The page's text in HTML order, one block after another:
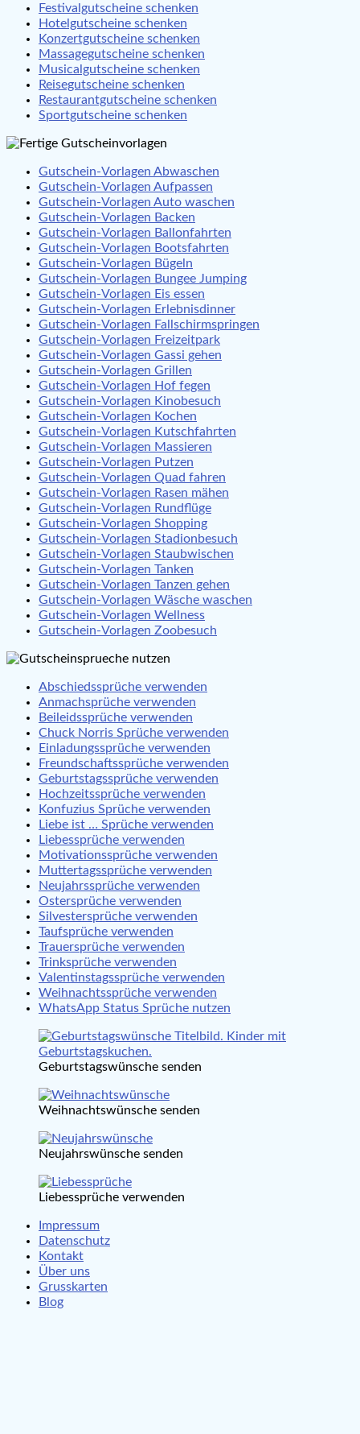
Festivalgutscheine schenken
Hotelgutscheine schenken
Konzertgutscheine schenken
Massagegutscheine schenken
Musicalgutscheine schenken
Reisegutscheine schenken
Restaurantgutscheine schenken
Sportgutscheine schenken
Gutschein-Vorlagen Abwaschen
Gutschein-Vorlagen Aufpassen
Gutschein-Vorlagen Auto waschen
Gutschein-Vorlagen Backen
Gutschein-Vorlagen Ballonfahrten
Gutschein-Vorlagen Bootsfahrten
Gutschein-Vorlagen Bügeln
Gutschein-Vorlagen Bungee Jumping
Gutschein-Vorlagen Eis essen
Gutschein-Vorlagen Erlebnisdinner
Gutschein-Vorlagen Fallschirmspringen
Gutschein-Vorlagen Freizeitpark
Gutschein-Vorlagen Gassi gehen
Gutschein-Vorlagen Grillen
Gutschein-Vorlagen Hof fegen
Gutschein-Vorlagen Kinobesuch
Gutschein-Vorlagen Kochen
Gutschein-Vorlagen Kutschfahrten
Gutschein-Vorlagen Massieren
Gutschein-Vorlagen Putzen
Gutschein-Vorlagen Quad fahren
Gutschein-Vorlagen Rasen mähen
Gutschein-Vorlagen Rundflüge
Gutschein-Vorlagen Shopping
Gutschein-Vorlagen Stadionbesuch
Gutschein-Vorlagen Staubwischen
Gutschein-Vorlagen Tanken
Gutschein-Vorlagen Tanzen gehen
Gutschein-Vorlagen Wäsche waschen
Gutschein-Vorlagen Wellness
Gutschein-Vorlagen Zoobesuch
Abschiedssprüche verwenden
Anmachsprüche verwenden
Beileidssprüche verwenden
Chuck Norris Sprüche verwenden
Einladungssprüche verwenden
Freundschaftssprüche verwenden
Geburtstagssprüche verwenden
Hochzeitssprüche verwenden
Konfuzius Sprüche verwenden
Liebe ist … Sprüche verwenden
Liebessprüche verwenden
Motivationssprüche verwenden
Muttertagssprüche verwenden
Neujahrssprüche verwenden
Ostersprüche verwenden
Silvestersprüche verwenden
Taufsprüche verwenden
Trauersprüche verwenden
Trinksprüche verwenden
Valentinstagssprüche verwenden
Weihnachtssprüche verwenden
WhatsApp Status Sprüche nutzen
Geburtstagswünsche senden
Weihnachtswünsche senden
Neujahrswünsche senden
Liebessprüche verwenden
Impressum
Datenschutz
Kontakt
Über uns
Grusskarten
Blog